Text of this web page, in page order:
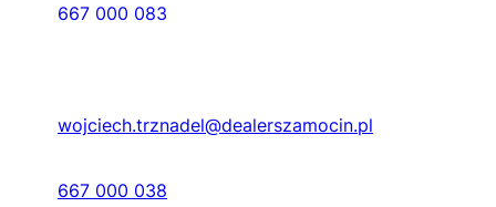
667 000 083
wojciech.trznadel@dealerszamocin.pl
667 000 038